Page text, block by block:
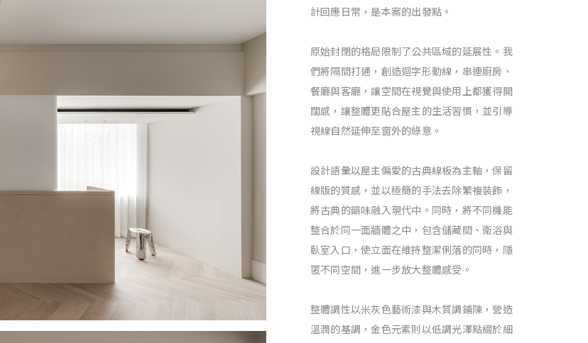
計回應日常，是本案的出發點。
原始封閉的格局限制了公共區域的延展性。我
們將隔間打通，創造迴字形動線，串連廚房、
餐廳與客廳，讓空間在視覺與使用上都獲得開
闊感，讓整體更貼合屋主的生活習慣，並引導
視線自然延伸至窗外的綠意。
設計語彙以屋主偏愛的古典線板為主軸，保留
線版的質感，並以極簡的手法去除繁複裝飾，
將古典的韻味融入現代中。同時，將不同機能
整合於同一面牆體之中，包含儲藏間、衛浴與
臥室入口，使立面在維持整潔俐落的同時，隱
匿不同空間，進一步放大整體感受。
整體調性以米灰色藝術漆與木質調鋪陳，營造
溫潤的基調，金色元素則以低調光澤點綴於細